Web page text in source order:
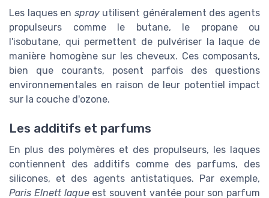
Les laques en sprayutilisent généralement des agents
propulseurs comme le butane, le propane ou
l'isobutane, qui permettent de pulvériser la laque de
manière homogène sur les cheveux. Ces composants,
bien que courants, posent parfois des questions
environnementales en raison de leur potentiel impact
sur la couche d'ozone.
Les additifs et parfums
En plus des polymères et des propulseurs, les laques
contiennent des additifs comme des parfums, des
silicones, et des agents antistatiques. Par exemple,
Paris Elnett laqueest souvent vantée pour son parfum